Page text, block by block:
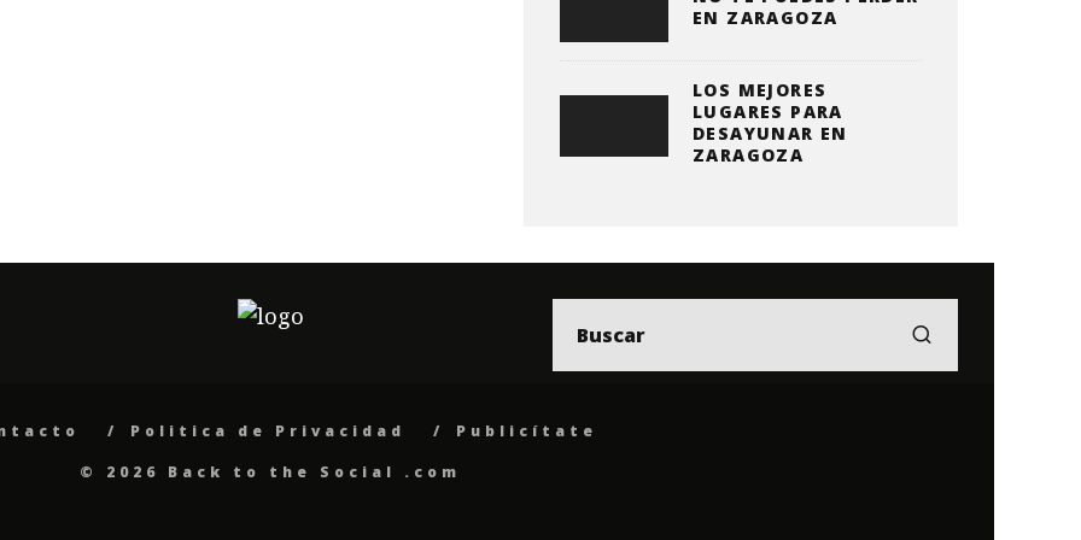
EN ZARAGOZA
LOS MEJORES
LUGARES PARA
DESAYUNAR EN
ZARAGOZA
Politica de Privacidad
Publicítate
© 2026 Back to the Social .com